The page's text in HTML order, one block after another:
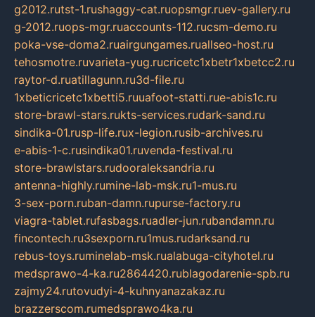
g2012.rutst-1.rushaggy-cat.ruopsmgr.ruev-gallery.ru
g-2012.ruops-mgr.ruaccounts-112.rucsm-demo.ru
poka-vse-doma2.ruairgungames.ruallseo-host.ru
tehosmotre.ruvarieta-yug.rucricetc1xbetr1xbetcc2.ru
raytor-d.ruatillagunn.ru3d-file.ru
1xbeticricetc1xbetti5.ruuafoot-statti.rue-abis1c.ru
store-brawl-stars.rukts-services.rudark-sand.ru
sindika-01.rusp-life.rux-legion.rusib-archives.ru
e-abis-1-c.rusindika01.ruvenda-festival.ru
store-brawlstars.rudooraleksandria.ru
antenna-highly.rumine-lab-msk.ru1-mus.ru
3-sex-porn.ruban-damn.rupurse-factory.ru
viagra-tablet.rufasbags.ruadler-jun.rubandamn.ru
fincontech.ru3sexporn.ru1mus.rudarksand.ru
rebus-toys.ruminelab-msk.rualabuga-cityhotel.ru
medsprawo-4-ka.ru2864420.rublagodarenie-spb.ru
zajmy24.rutovudyi-4-kuhnyanazakaz.ru
brazzerscom.rumedsprawo4ka.ru